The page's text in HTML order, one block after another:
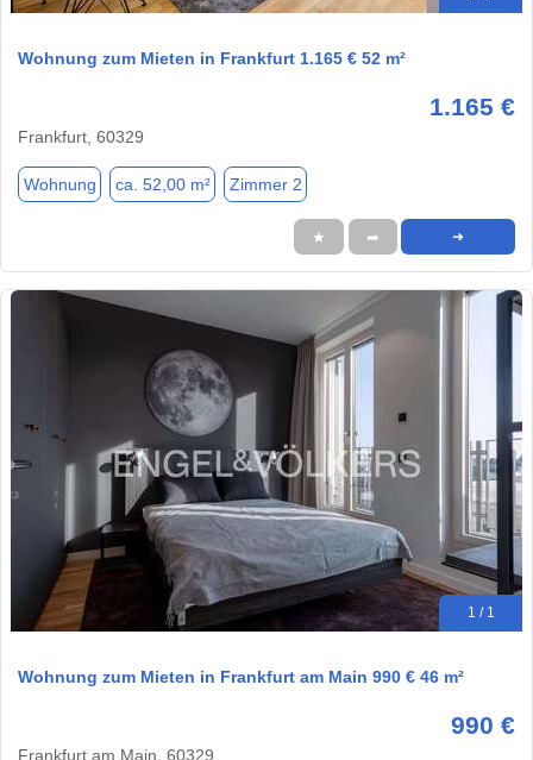
Wohnung zum Mieten in Frankfurt 1.165 € 52 m²
1.165 €
Frankfurt, 60329
Wohnung ca. 52,00 m² Zimmer 2
★ ➦ ➜
1 / 1
Wohnung zum Mieten in Frankfurt am Main 990 € 46 m²
990 €
Frankfurt am Main, 60329